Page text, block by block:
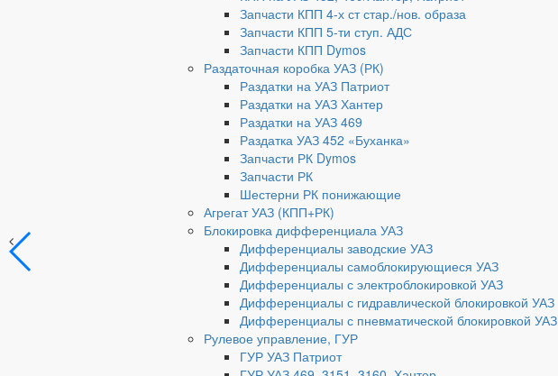
Запчасти КПП 4-х ст стар./нов. образа
Запчасти КПП 5-ти ступ. АДС
Запчасти КПП Dymos
Раздаточная коробка УАЗ (РК)
Раздатки на УАЗ Патриот
Раздатки на УАЗ Хантер
Раздатки на УАЗ 469
Раздатка УАЗ 452 «Буханка»
Запчасти РК Dymos
Запчасти РК
Шестерни РК понижающие
Агрегат УАЗ (КПП+РК)
Блокировка дифференциала УАЗ
Дифференциалы заводские УАЗ
Дифференциалы самоблокирующиеся УАЗ
Дифференциалы с электроблокировкой УАЗ
Дифференциалы с гидравлической блокировкой УАЗ
Дифференциалы с пневматической блокировкой УАЗ
Рулевое управление, ГУР
ГУР УАЗ Патриот